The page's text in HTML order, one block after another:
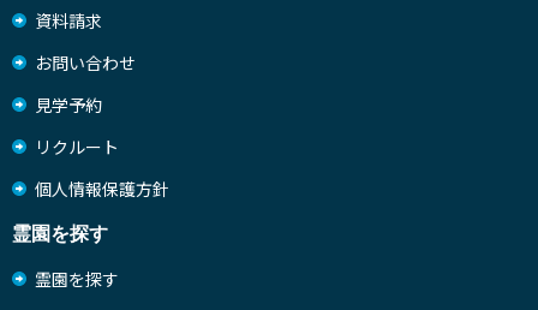
資料請求
お問い合わせ
見学予約
リクルート
個人情報保護方針
霊園を探す
霊園を探す